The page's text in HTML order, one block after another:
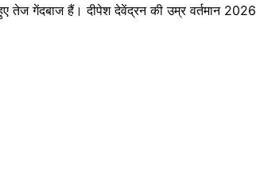
गेंदबाज हैं। दीपेश देवेंद्रन की उम्र वर्तमान 2026